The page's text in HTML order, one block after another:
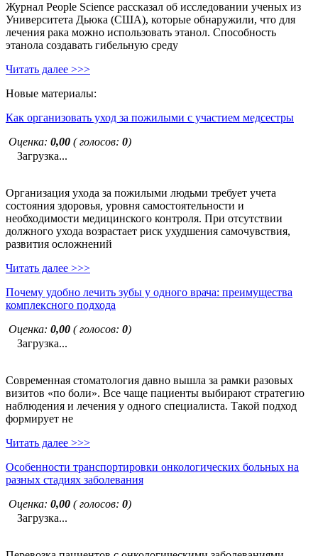
Журнал People Science рассказал об исследовании ученых из
Университета Дьюка (США), которые обнаружили, что для
лечения рака можно использовать этанол. Способность
этанола создавать гибельную среду
Читать далее >>>
Новые материалы:
Как организовать уход за пожилыми с участием медсестры
Оценка: 0,00 ( голосов: 0)
Загрузка...
Организация ухода за пожилыми людьми требует учета
состояния здоровья, уровня самостоятельности и
необходимости медицинского контроля. При отсутствии
должного ухода возрастает риск ухудшения самочувствия,
развития осложнений
Читать далее >>>
Почему удобно лечить зубы у одного врача: преимущества
комплексного подхода
Оценка: 0,00 ( голосов: 0)
Загрузка...
Современная стоматология давно вышла за рамки разовых
визитов «по боли». Все чаще пациенты выбирают стратегию
наблюдения и лечения у одного специалиста. Такой подход
формирует не
Читать далее >>>
Особенности транспортировки онкологических больных на
разных стадиях заболевания
Оценка: 0,00 ( голосов: 0)
Загрузка...